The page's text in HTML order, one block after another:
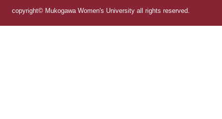
copyright© Mukogawa Women's University all rights reserved.